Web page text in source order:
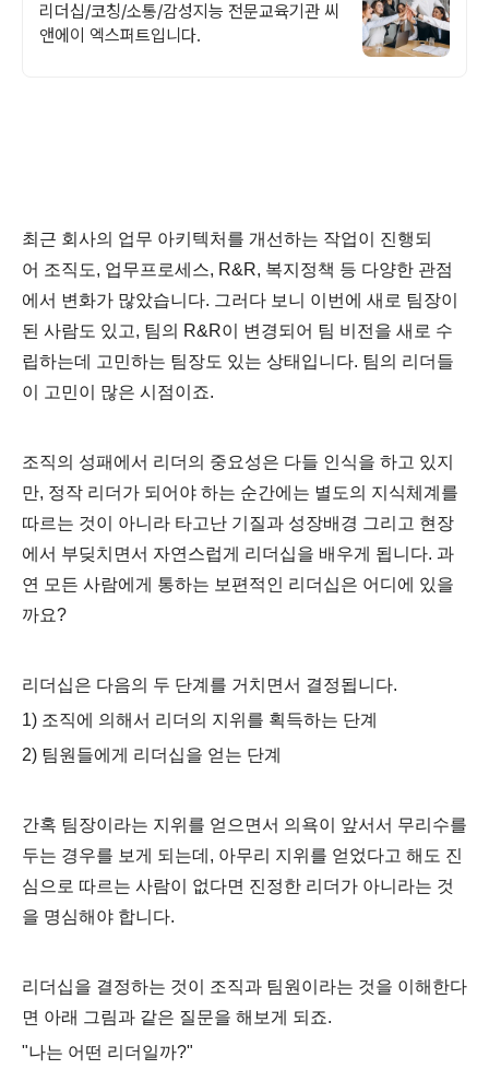
리더십/코칭/소통/감성지능 전문교육기관 씨
앤에이 엑스퍼트입니다.
최근 회사의 업무 아키텍처를 개선하는 작업이 진행되
어 조직도, 업무프로세스, R&R, 복지정책 등 다양한 관점
에서 변화가 많았습니다. 그러다 보니 이번에 새로 팀장이
된 사람도 있고, 팀의 R&R이 변경되어 팀 비전을 새로 수
립하는데 고민하는 팀장도 있는 상태입니다. 팀의 리더들
이 고민이 많은 시점이죠.
조직의 성패에서 리더의 중요성은 다들 인식을 하고 있지
만, 정작 리더가 되어야 하는 순간에는 별도의 지식체계를
따르는 것이 아니라 타고난 기질과 성장배경 그리고 현장
에서 부딪치면서 자연스럽게 리더십을 배우게 됩니다. 과
연 모든 사람에게 통하는 보편적인 리더십은 어디에 있을
까요?
리더십은 다음의 두 단계를 거치면서 결정됩니다.
1) 조직에 의해서 리더의 지위를 획득하는 단계
2) 팀원들에게 리더십을 얻는 단계
간혹 팀장이라는 지위를 얻으면서 의욕이 앞서서 무리수를
두는 경우를 보게 되는데, 아무리 지위를 얻었다고 해도 진
심으로 따르는 사람이 없다면 진정한 리더가 아니라는 것
을 명심해야 합니다.
리더십을 결정하는 것이 조직과 팀원이라는 것을 이해한다
면 아래 그림과 같은 질문을 해보게 되죠.
"나는 어떤 리더일까?"